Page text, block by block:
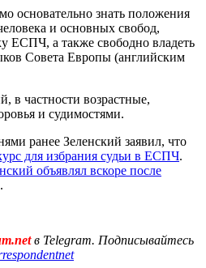
основательно знать положения
и основных свобод,
ЕСПЧ, а также свободно владеть
Совета Европы (английским
в частности возрастные,
и судимостями.
ранее Зеленский заявил, что
для избрания судьи в ЕСПЧ.
объявлял вскоре после
в Telegram. Подписывайтесь